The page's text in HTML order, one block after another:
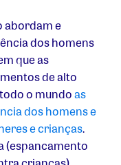
abordam e
dos homens
que as
de alto
o mundoas
dos homens e
e crianças.
(espancamento